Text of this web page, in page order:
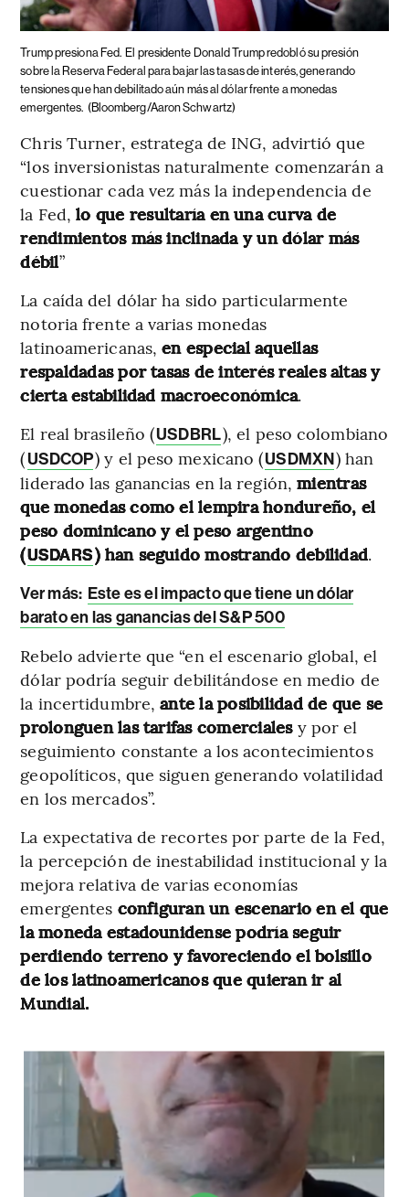
Trump presiona Fed. El presidente Donald Trump redobló su presión
sobre la Reserva Federal para bajar las tasas de interés, generando
tensiones que han debilitado aún más al dólar frente a monedas
emergentes. (Bloomberg/Aaron Schwartz)
Chris Turner, estratega de ING, advirtió que
“los inversionistas naturalmente comenzarán a
cuestionar cada vez más la independencia de
la Fed,lo que resultaría en una curva de
rendimientos más inclinada y un dólar más
débil”
La caída del dólar ha sido particularmente
notoria frente a varias monedas
latinoamericanas,en especial aquellas
respaldadas por tasas de interés reales altas y
cierta estabilidad macroeconómica.
El real brasileño (USDBRL), el peso colombiano
(USDCOP) y el peso mexicano (USDMXN) han
liderado las ganancias en la región,mientras
que monedas como el lempira hondureño, el
peso dominicano y el peso argentino
(USDARS) han seguido mostrando debilidad.
Ver más: Este es el impacto que tiene un dólar
barato en las ganancias del S&P 500
Rebelo advierte que “en el escenario global, el
dólar podría seguir debilitándose en medio de
la incertidumbre,ante la posibilidad de que se
prolonguen las tarifas comercialesy por el
seguimiento constante a los acontecimientos
geopolíticos, que siguen generando volatilidad
en los mercados”.
La expectativa de recortes por parte de la Fed,
la percepción de inestabilidad institucional y la
mejora relativa de varias economías
emergentes configuran un escenario en el que
la moneda estadounidense podría seguir
perdiendo terreno y favoreciendo el bolsillo
de los latinoamericanos que quieran ir al
Mundial.